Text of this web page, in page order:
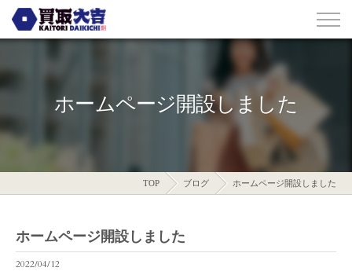
ホームページ開設しました
TOP ブログ ホームページ開設しました
ホームページ開設しました
2022/04/12